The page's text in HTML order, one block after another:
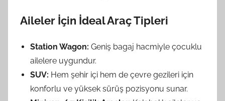
Aileler İçin İdeal Araç Tipleri
Station Wagon: Geniş bagaj hacmiyle çocuklu
ailelere uygundur.
SUV: Hem şehir içi hem de çevre gezileri için
konforlu ve yüksek sürüş pozisyonu sunar.